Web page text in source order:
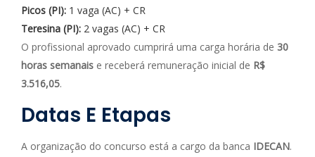
Picos (PI): 1 vaga (AC) + CR
Teresina (PI): 2 vagas (AC) + CR
O profissional aprovado cumprirá uma carga horária de 30
horas semanais e receberá remuneração inicial de R$
3.516,05.
Datas E Etapas
A organização do concurso está a cargo da banca IDECAN.